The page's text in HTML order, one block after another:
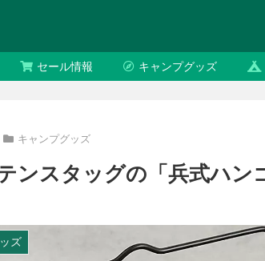
セール情報 キャンプグッズ
キャンプグッズ
ンスタッグの「兵式ハン
ズ